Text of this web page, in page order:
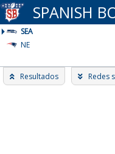
Skip
to
content
SPANISH
SEA
NE
Resultados Redes